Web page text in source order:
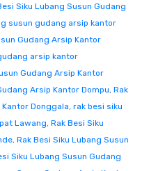
Siku Lubang Susun Gudang
susun gudang arsip kantor
Gudang Arsip Kantor
arsip kantor
Gudang Arsip Kantor
Arsip Kantor Dompu, Rak
Donggala, rak besi siku
Lawang, Rak Besi Siku
, Rak Besi Siku Lubang Susun
Siku Lubang Susun Gudang